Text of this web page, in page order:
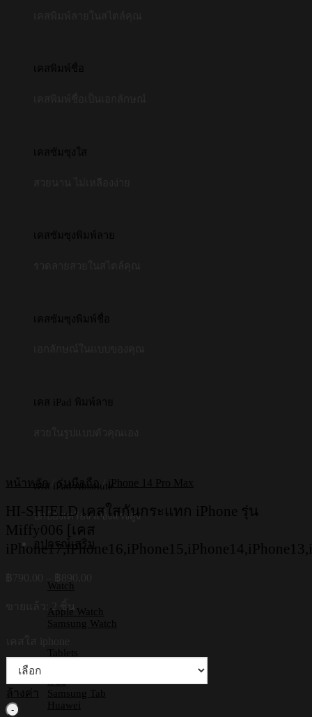
เคสพิมพ์ชื่อ
เคสซัมซุงใส
เคสซัมซุงพิมพ์ลาย
เคสซัมซุงพิมพ์ชื่อ
เคส iPad พิมพ์ลาย
เคส iPad Absolute
ปกป้องเครื่อง แข็งแรงสูง
อุปกรณ์เสริม
Watch
Apple Watch
Samsung Watch
Tablets
iPad
Samsung Tab
Huawei
หน้าหลัก / รุ่นมือถือ / iPhone 14 Pro Max
HI-SHIELD เคสใสกันกระแทก iPhone รุ่น
Miffy006 [เคส
through
฿890.00
ขายแล้ว: 2 ชิ้น
ล้างค่า
จำนวน